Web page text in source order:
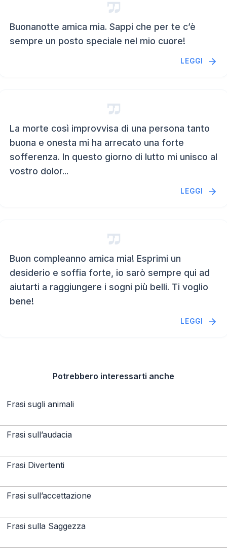
Buonanotte amica mia. Sappi che per te c’è
sempre un posto speciale nel mio cuore!
LEGGI
La morte così improvvisa di una persona tanto
buona e onesta mi ha arrecato una forte
sofferenza. In questo giorno di lutto mi unisco al
vostro dolor...
LEGGI
Buon compleanno amica mia! Esprimi un
desiderio e soffia forte, io sarò sempre qui ad
aiutarti a raggiungere i sogni più belli. Ti voglio
bene!
LEGGI
Potrebbero interessarti anche
Frasi sugli animali
Frasi sull’audacia
Frasi Divertenti
Frasi sull’accettazione
Frasi sulla Saggezza